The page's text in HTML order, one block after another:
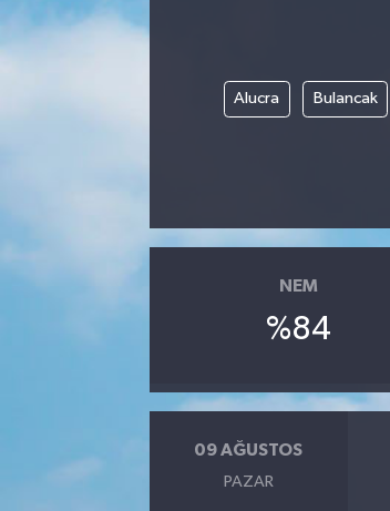
Alucra Bulancak
NEM
%84
09 AĞUSTOS
PAZAR